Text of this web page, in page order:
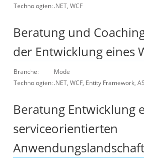
Technologien:.NET, WCF
Beratung und
der Entwicklung eines
Branche:
Mode
Technologien:.NET, WCF, Entity Framework,
Beratung Entwicklung
serviceorientierten
Anwendungslandschaft